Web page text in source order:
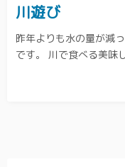
川遊び
昨年よりも水の量が減
です。 川で食べる美味